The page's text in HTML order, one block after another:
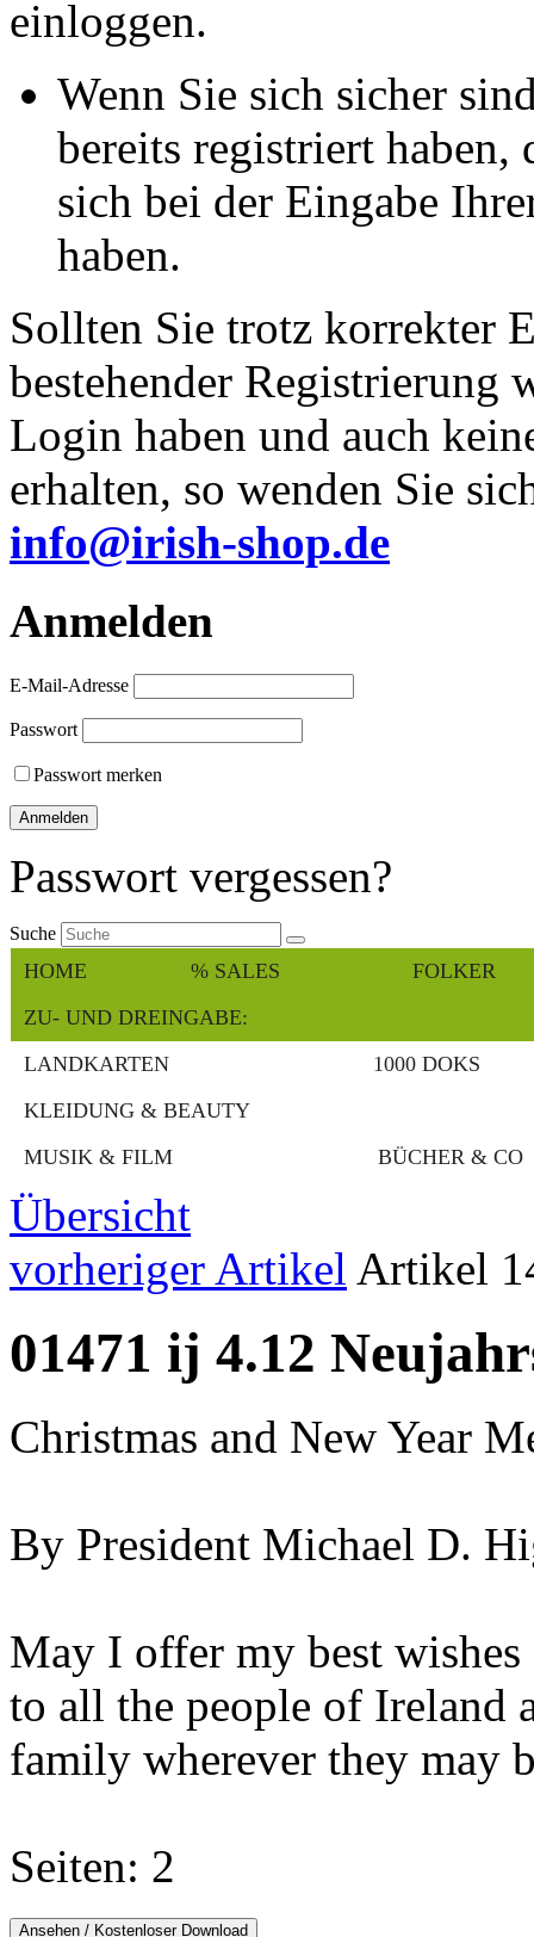
einloggen.
Wenn Sie sich sicher
bereits registriert haben,
sich bei der Eingabe
haben.
Sollten Sie trotz korrekter
bestehender Registrierung
Login haben und auch
erhalten, so wenden Sie
info@irish-shop.de
Anmelden
E-Mail-Adresse
Passwort
Passwort merken
Anmelden
Passwort vergessen?
Suche
HOME % SALES
FOLKER
ZU- UND DREINGABE:
LANDKARTEN
1000 DOKS
KLEIDUNG & BEAUTY
MUSIK & FILM
BÜCHER & CO
Übersicht
vorheriger Artikel Artikel
01471 ij 4.12
Christmas and New Year
By President Michael D.
May I offer my best
to all the people of Ireland
family wherever they may
Seiten: 2
Ansehen / Kostenloser Download